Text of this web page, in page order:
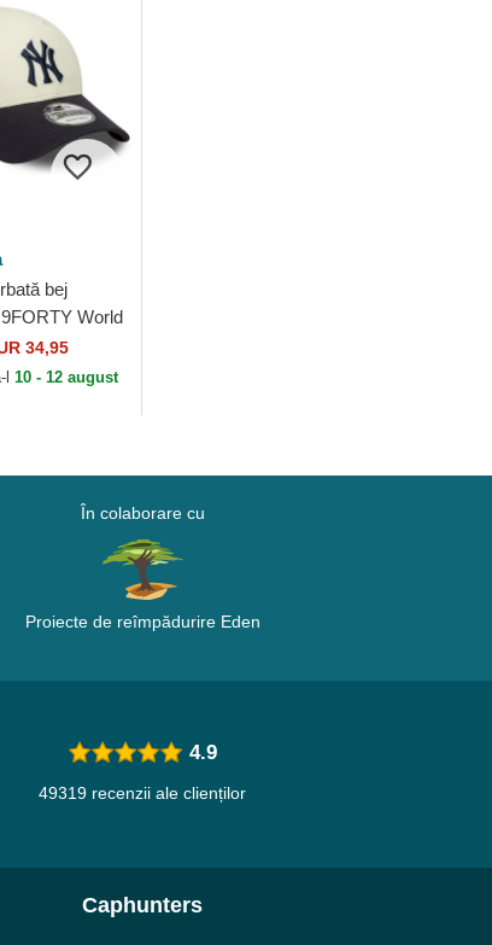
bej
World
New York
MLB de New
34,95
l10 - 12 august
În colaborare cu
Proiecte de reîmpădurire Eden
4.9
49319 recenzii ale clienților
Caphunters